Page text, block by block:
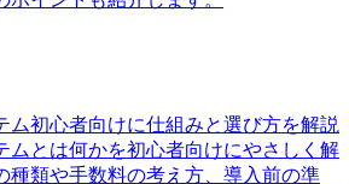
ム初心者向けに仕組みと選び方を解説
ムとは何かを初心者向けにやさしく解
種類や手数料の考え方、導入前の準